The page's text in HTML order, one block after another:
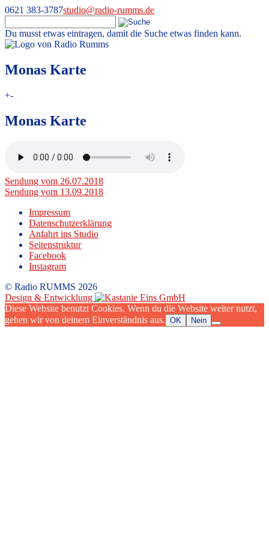
0621 383-3787studio@radio-rumms.de
Du musst etwas eintragen, damit die Suche etwas finden kann.
Skip
Radio RUMMS
Radio RUMMS ist ein Radioprojekt mit und für kranke Kinder und
Jugendliche in der Universitätsmedizin Mannheim.
Monas Karte
+-
Monas Karte
Beitragsnavigation
Sendung vom 26.07.2018
Sendung vom 13.09.2018
Impressum
Datenschutzerklärung
Anfahrt ins Studio
Seitenstruktur
Facebook
Instagram
© Radio RUMMS 2026
Design & Entwicklung
Diese Website benutzt Cookies. Wenn du die Website weiter nutzt,
gehen wir von deinem Einverständnis aus. OK Nein